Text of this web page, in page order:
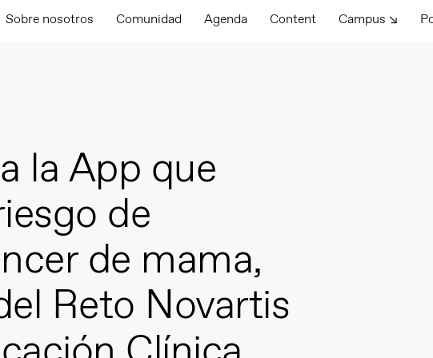
Sobre nosotros Comunidad Agenda Content Campus ↘
la App que
de
de mama,
Reto Novartis